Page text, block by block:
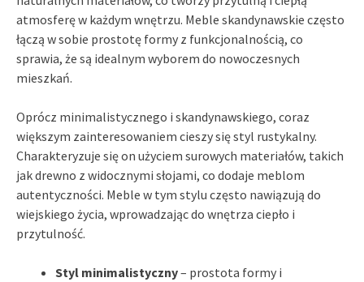
atmosferę w każdym wnętrzu. Meble skandynawskie często
łączą w sobie prostotę formy z funkcjonalnością, co
sprawia, że są idealnym wyborem do nowoczesnych
mieszkań.
Oprócz minimalistycznego i skandynawskiego, coraz
większym zainteresowaniem cieszy się styl rustykalny.
Charakteryzuje się on użyciem surowych materiałów, takich
jak drewno z widocznymi słojami, co dodaje meblom
autentyczności. Meble w tym stylu często nawiązują do
wiejskiego życia, wprowadzając do wnętrza ciepło i
przytulność.
Styl minimalistyczny– prostota formy i